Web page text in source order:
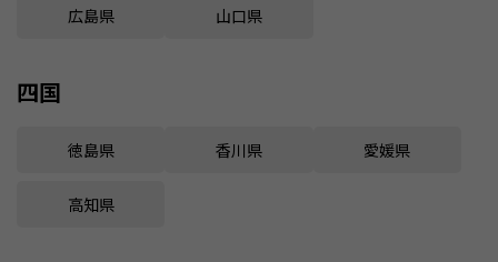
広島県 山口県
四国
徳島県 香川県 愛媛県
高知県